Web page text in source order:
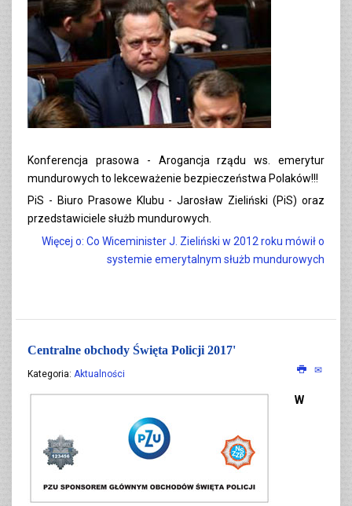
Konferencja prasowa - Arogancja rządu ws. emerytur
mundurowych to lekceważenie bezpieczeństwa Polaków!!!
PiS - Biuro Prasowe Klubu - Jarosław Zieliński (PiS) oraz
przedstawiciele służb mundurowych.
Więcej o: Co Wiceminister J. Zieliński w 2012 roku mówił o
systemie emerytalnym służb mundurowych
Centralne obchody Święta Policji 2017'
Kategoria: Aktualności
W